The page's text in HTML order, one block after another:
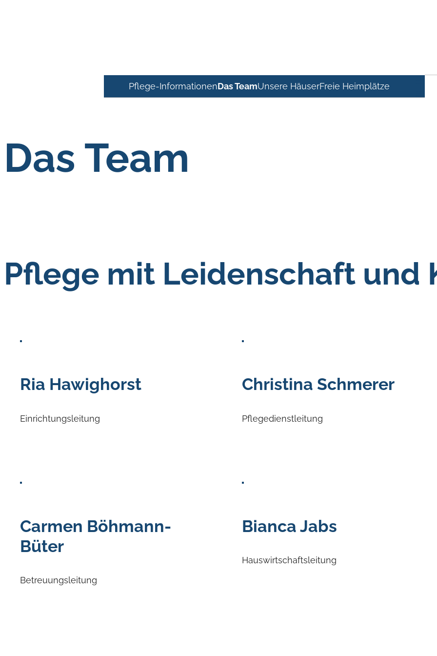
Pflege-InformationenDas TeamUnsere HäuserFreie Heimplätze
Das Team
Pflege mit Leidenschaft und
Ria Hawighorst
Einrichtungsleitung
Christina Schmerer
Pflegedienstleitung
Carmen Böhmann-
Büter
Betreuungsleitung
Bianca Jabs
Hauswirtschaftsleitung